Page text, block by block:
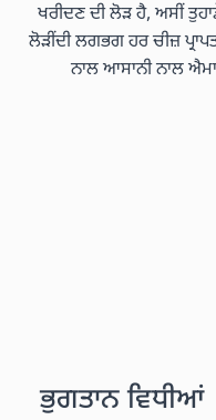
ਖਰੀਦਣ ਦੀ ਲੋੜ ਹੈ, ਅਸੀਂ
ਲੋੜੀਂਦੀ ਲਗਭਗ ਹਰ ਚੀਜ਼
ਨਾਲ ਆਸਾਨੀ ਨਾਲ
ਭੁਗਤਾਨ ਵਿਧੀਆਂ